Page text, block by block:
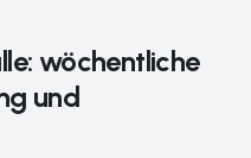
wöchentliche
und